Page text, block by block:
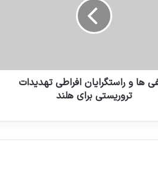
تسلیحات انگلیسی برای رژیم های سرکوبگر
ها و راستگرایان افراطی تهدیدات
تروریستی برای هلند